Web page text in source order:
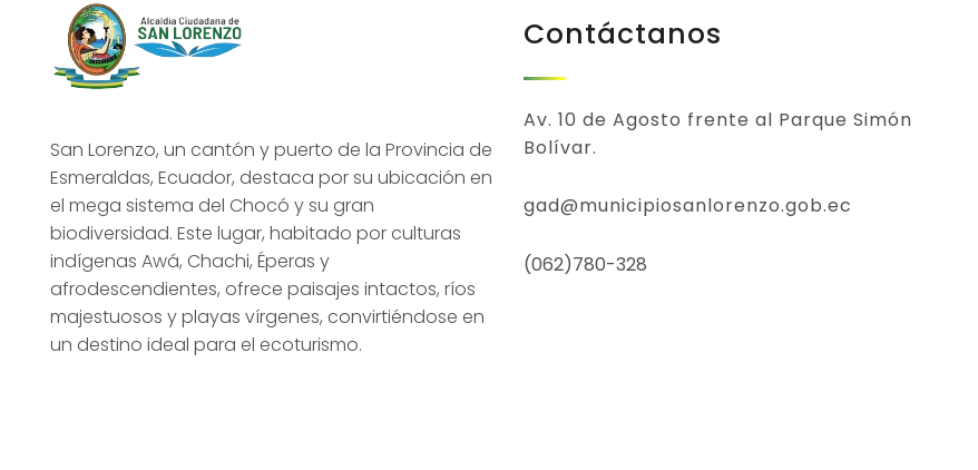
San Lorenzo, un cantón y puerto de la Provincia de
Esmeraldas, Ecuador, destaca por su ubicación en
el mega sistema del Chocó y su gran
biodiversidad. Este lugar, habitado por culturas
indígenas Awá, Chachi, Éperas y
afrodescendientes, ofrece paisajes intactos, ríos
majestuosos y playas vírgenes, convirtiéndose en
un destino ideal para el ecoturismo.
Contáctanos
Av. 10 de Agosto frente al Parque Simón
Bolívar.
gad@municipiosanlorenzo.gob.ec
(062)780-328